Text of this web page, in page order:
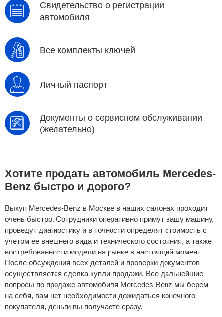
Свидетельство о регистрации
автомобиля
Все комплекты ключей
Личный паспорт
Документы о сервисном обслуживании
(желательно)
Хотите продать автомобиль Mercedes-
Benz быстро и дорого?
Выкуп Mercedes-Benz в Москве в наших салонах проходит
очень быстро. Сотрудники оперативно примут вашу машину,
проведут диагностику и в точности определят стоимость с
учетом ее внешнего вида и технического состояния, а также
востребованности модели на рынке в настоящий момент.
После обсуждения всех деталей и проверки документов
осуществляется сделка купли-продажи. Все дальнейшие
вопросы по продаже автомобиля Mercedes-Benz мы берем
на себя, вам нет необходимости дожидаться конечного
покупателя, деньги вы получаете сразу.